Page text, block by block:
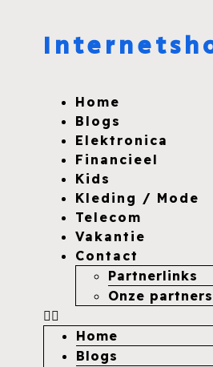
Home
Blogs
Elektronica
Financieel
Kids
Kleding / Mode
Telecom
Vakantie
Contact
Partnerlinks
Onze partners
Home
Blogs